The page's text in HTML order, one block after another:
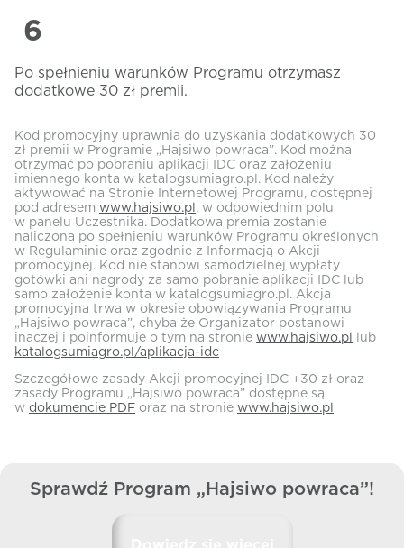
Po spełnieniu warunków Programu otrzymasz
dodatkowe 30 zł premii.
Kod promocyjny uprawnia do uzyskania dodatkowych 30
zł premii w Programie „Hajsiwo powraca”. Kod można
otrzymać po pobraniu aplikacji IDC oraz założeniu
imiennego konta w katalogsumiagro.pl. Kod należy
aktywować na Stronie Internetowej Programu, dostępnej
pod adresem www.hajsiwo.pl, w odpowiednim polu
w panelu Uczestnika. Dodatkowa premia zostanie
naliczona po spełnieniu warunków Programu określonych
w Regulaminie oraz zgodnie z Informacją o Akcji
promocyjnej. Kod nie stanowi samodzielnej wypłaty
gotówki ani nagrody za samo pobranie aplikacji IDC lub
samo założenie konta w katalogsumiagro.pl. Akcja
promocyjna trwa w okresie obowiązywania Programu
„Hajsiwo powraca”, chyba że Organizator postanowi
inaczej i poinformuje o tym na stronie www.hajsiwo.pl lub
katalogsumiagro.pl/aplikacja-idc
Szczegółowe zasady Akcji promocyjnej IDC +30 zł oraz
zasady Programu „Hajsiwo powraca” dostępne są
w dokumencie PDF oraz na stronie www.hajsiwo.pl
Sprawdź Program „Hajsiwo powraca”!